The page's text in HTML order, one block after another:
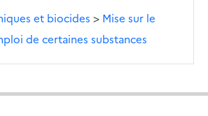
et biocides > Mise sur le
de certaines substances